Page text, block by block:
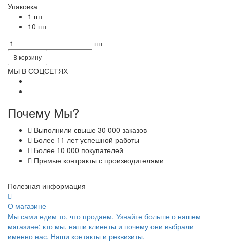
Упаковка
1 шт
10 шт
шт
В корзину
МЫ В СОЦСЕТЯХ
Почему Мы?
Выполнили свыше 30 000 заказов
Более 11 лет успешной работы
Более 10 000 покупателей
Прямые контракты с производителями
Полезная информация
О магазине
Мы сами едим то, что продаем. Узнайте больше о нашем
магазине: кто мы, наши клиенты и почему они выбрали
именно нас. Наши контакты и реквизиты.